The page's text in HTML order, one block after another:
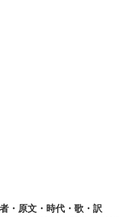
・原文・時代・歌・訳